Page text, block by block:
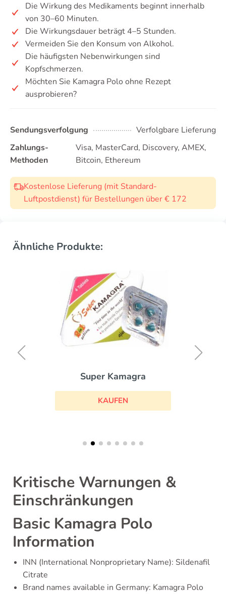
Die Wirkung des Medikaments beginnt innerhalb
von 30–60 Minuten.
Die Wirkungsdauer beträgt 4–5 Stunden.
Vermeiden Sie den Konsum von Alkohol.
Die häufigsten Nebenwirkungen sind
Kopfschmerzen.
Möchten Sie Kamagra Polo ohne Rezept
ausprobieren?
Sendungsverfolgung
Verfolgbare Lieferung
Zahlungs-
Methoden
Visa, MasterCard, Discovery, AMEX,
Bitcoin, Ethereum
Kostenlose Lieferung (mit Standard-
Luftpostdienst) für Bestellungen über € 172
Ähnliche Produkte:
Kritische Warnungen &
Einschränkungen
Basic Kamagra Polo
Information
INN (International Nonproprietary Name): Sildenafil
Citrate
Brand names available in Germany: Kamagra Polo